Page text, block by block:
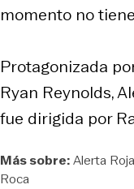
momento no
Protagonizada
Ryan Reynolds,
fue dirigida por
Más sobre:Alerta Roja
Roca